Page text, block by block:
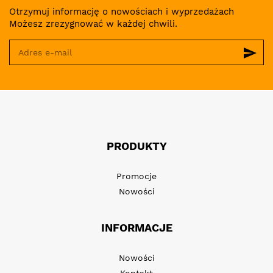
Otrzymuj informację o nowościach i wyprzedażach
Możesz zrezygnować w każdej chwili.
send
PRODUKTY
Promocje
Nowości
INFORMACJE
Nowości